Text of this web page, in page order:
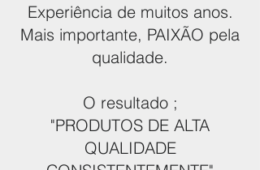
Experiência de muitos anos.
Mais importante, PAIXÃO pela
qualidade.
O resultado ;
"PRODUTOS DE ALTA
QUALIDADE